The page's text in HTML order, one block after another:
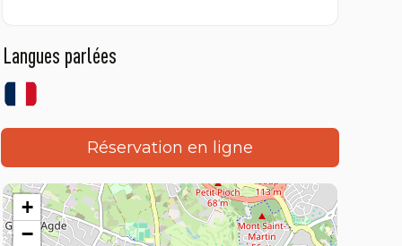
Langues parlées
Réservation en ligne
+
−